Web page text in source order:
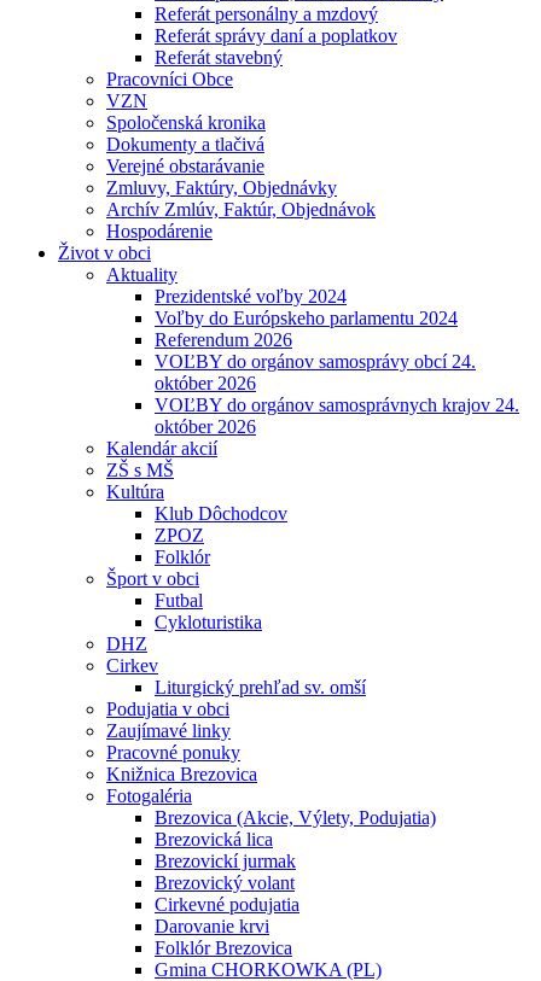
Referát personálny a mzdový
Referát správy daní a poplatkov
Referát stavebný
Pracovníci Obce
VZN
Spoločenská kronika
Dokumenty a tlačivá
Verejné obstarávanie
Zmluvy, Faktúry, Objednávky
Archív Zmlúv, Faktúr, Objednávok
Hospodárenie
Život v obci
Aktuality
Prezidentské voľby 2024
Voľby do Európskeho parlamentu 2024
Referendum 2026
VOĽBY do orgánov samosprávy obcí 24.
október 2026
VOĽBY do orgánov samosprávnych krajov 24.
október 2026
Kalendár akcií
ZŠ s MŠ
Kultúra
Klub Dôchodcov
ZPOZ
Folklór
Šport v obci
Futbal
Cykloturistika
DHZ
Cirkev
Liturgický prehľad sv. omší
Podujatia v obci
Zaujímavé linky
Pracovné ponuky
Knižnica Brezovica
Fotogaléria
Brezovica (Akcie, Výlety, Podujatia)
Brezovická lica
Brezovickí jurmak
Brezovický volant
Cirkevné podujatia
Darovanie krvi
Folklór Brezovica
Gmina CHORKOWKA (PL)